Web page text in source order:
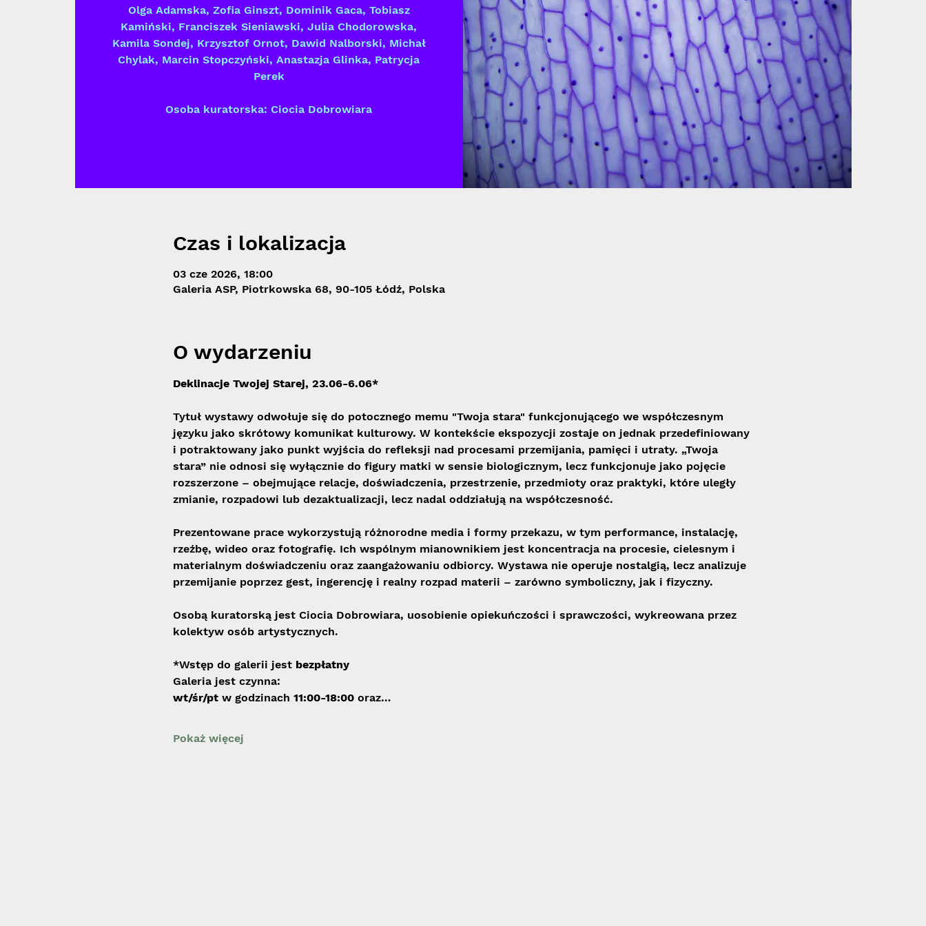
Olga Adamska, Zofia Ginszt, Dominik Gaca, Tobiasz
Kamiński, Franciszek Sieniawski, Julia Chodorowska,
Kamila Sondej, Krzysztof Ornot, Dawid Nalborski, Michał
Chylak, Marcin Stopczyński, Anastazja Glinka, Patrycja
Perek
Osoba kuratorska: Ciocia Dobrowiara
Czas i lokalizacja
03 cze 2026, 18:00
Galeria ASP, Piotrkowska 68, 90-105 Łódź, Polska
O wydarzeniu
Deklinacje Twojej Starej, 23.06-6.06*
Tytuł wystawy odwołuje się do potocznego memu "Twoja stara" funkcjonującego we współczesnym
języku jako skrótowy komunikat kulturowy. W kontekście ekspozycji zostaje on jednak przedefiniowany
i potraktowany jako punkt wyjścia do refleksji nad procesami przemijania, pamięci i utraty. „Twoja
stara” nie odnosi się wyłącznie do figury matki w sensie biologicznym, lecz funkcjonuje jako pojęcie
rozszerzone – obejmujące relacje, doświadczenia, przestrzenie, przedmioty oraz praktyki, które uległy
zmianie, rozpadowi lub dezaktualizacji, lecz nadal oddziałują na współczesność.
Prezentowane prace wykorzystują różnorodne media i formy przekazu, w tym performance, instalację,
rzeźbę, wideo oraz fotografię. Ich wspólnym mianownikiem jest koncentracja na procesie, cielesnym i
materialnym doświadczeniu oraz zaangażowaniu odbiorcy. Wystawa nie operuje nostalgią, lecz analizuje
przemijanie poprzez gest, ingerencję i realny rozpad materii – zarówno symboliczny, jak i fizyczny.
Osobą kuratorską jest Ciocia Dobrowiara, uosobienie opiekuńczości i sprawczości, wykreowana przez
kolektyw osób artystycznych.
*Wstęp do galerii jest bezpłatny
Galeria jest czynna:
wt/śr/pt w godzinach 11:00-18:00 oraz…
Pokaż więcej